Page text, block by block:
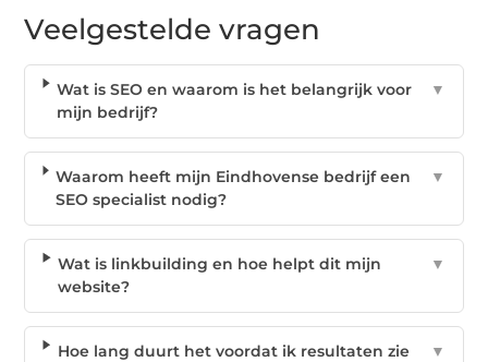
Veelgestelde vragen
Wat is SEO en waarom is het belangrijk voor
mijn bedrijf?
▼
Waarom heeft mijn Eindhovense bedrijf een
SEO specialist nodig?
▼
Wat is linkbuilding en hoe helpt dit mijn
website?
▼
Hoe lang duurt het voordat ik resultaten zie
▼